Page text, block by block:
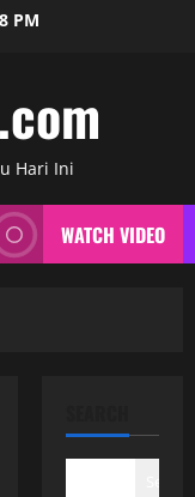
PM
Hari Ini
WATCH VIDEO